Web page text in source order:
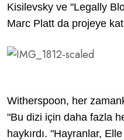
Kisilevsky ve "Legally
Marc Platt da projeye
Witherspoon, her
"Bu dizi için daha fazla
haykırdı. "Hayranlar,